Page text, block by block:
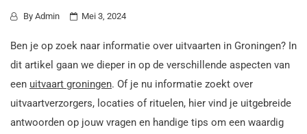
By Admin Mei 3, 2024
Ben je op zoek naar informatie over uitvaarten in Groningen? In
dit artikel gaan we dieper in op de verschillende aspecten van
een uitvaart groningen. Of je nu informatie zoekt over
uitvaartverzorgers, locaties of rituelen, hier vind je uitgebreide
antwoorden op jouw vragen en handige tips om een waardig